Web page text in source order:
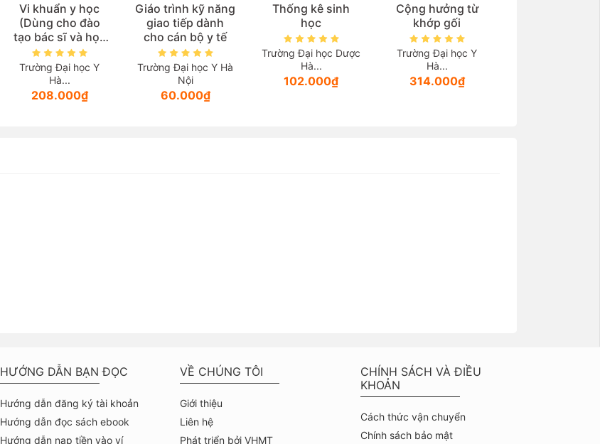
Vi khuẩn y học
(Dùng cho đào
tạo bác sĩ và học
viên sau đại học)
Trường Đại học Y
Hà...
208.000₫
Giáo trình kỹ năng
giao tiếp dành
cho cán bộ y tế
Trường Đại học Y Hà
Nội
60.000₫
Thống kê sinh
học
Trường Đại học Dược
Hà...
102.000₫
Cộng hưởng từ
khớp gối
Trường Đại học Y
Hà...
314.000₫
HƯỚNG DẪN BẠN ĐỌC
Hướng dẫn đăng ký tài khoản
Hướng dẫn đọc sách ebook
Hướng dẫn nạp tiền vào ví
VỀ CHÚNG TÔI
Giới thiệu
Liên hệ
Phát triển bởi VHMT
CHÍNH SÁCH VÀ ĐIỀU
KHOẢN
Cách thức vận chuyển
Chính sách bảo mật